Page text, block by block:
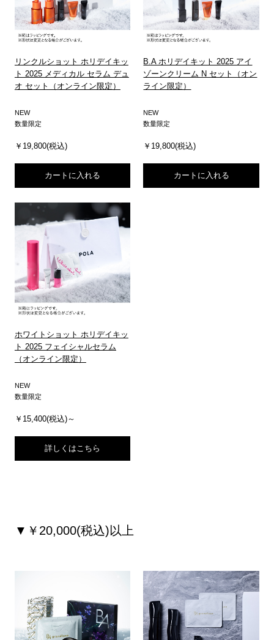
リンクルショット ホリデイキッ
ト 2025 メディカル セラム デュ
オ セット（オンライン限定）
NEW
数量限定
￥19,800(税込)
カートに入れる
B.A ホリデイキット 2025 アイ
ゾーンクリーム N セット（オン
ライン限定）
NEW
数量限定
￥19,800(税込)
カートに入れる
ホワイトショット ホリデイキッ
ト 2025 フェイシャルセラム
（オンライン限定）
NEW
数量限定
￥15,400(税込)～
詳しくはこちら
▼￥20,000(税込)以上